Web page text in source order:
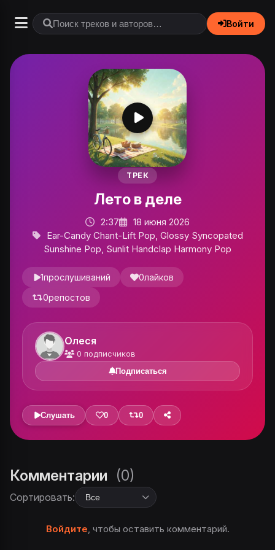
Войти
ТРЕК
Лето в деле
2:37
18 июня 2026
Ear-Candy Chant-Lift Pop, Glossy Syncopated
Sunshine Pop, Sunlit Handclap Harmony Pop
1прослушиваний 0лайков
0репостов
Олеся
0 подписчиков
Подписаться
Слушать 0 0
Комментарии (0)
Сортировать:
Войдите, чтобы оставить комментарий.